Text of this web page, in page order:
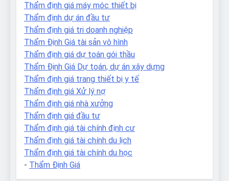
Thẩm định giá máy móc thiết bị
Thẩm định dự án đầu tư
Thẩm định giá tri doanh nghiệp
Thẩm Định Giá tài sản vô hình
Thẩm định giá dự toán gói thầu
Thẩm Định Giá Dự toán, dự án xây dựng
Thẩm định giá trang thiết bị y tế
Thẩm định giá Xử lý nợ
Thẩm định giá nhà xưởng
Thẩm định giá đầu tư
Thẩm định giá tài chính định cư
Thẩm định giá tài chính du lịch
Thẩm định giá tài chính du học
- Thẩm Định Giá